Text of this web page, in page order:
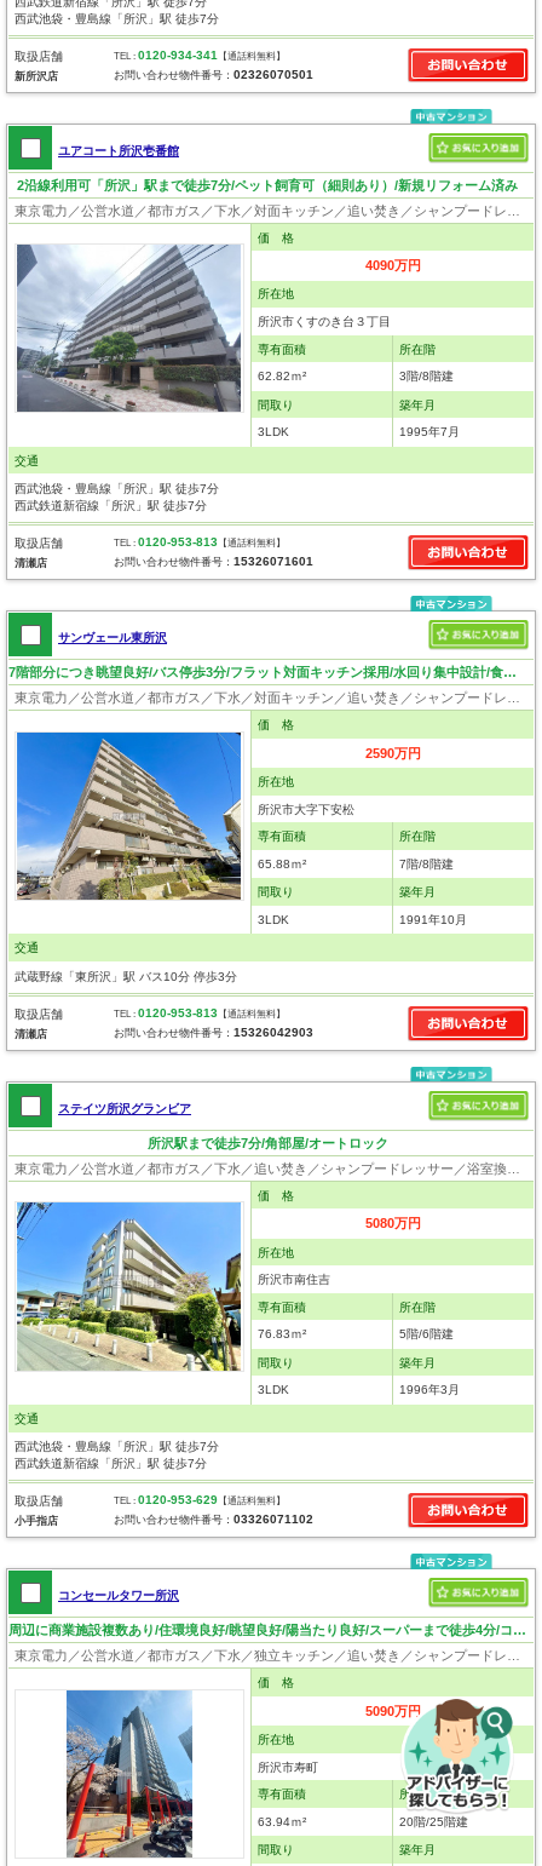
西武池袋・豊島線「所沢」駅 徒歩7分
取扱店舗
新所沢店
TEL :0120-934-341 【通話料無料】
お問い合わせ物件番号：02326070501
ユアコート所沢壱番館
2沿線利用可「所沢」駅まで徒歩7分/ペット飼育可（細則あり）/新規リフォーム済み
価 格
4090万円
所在地
所沢市くすのき台３丁目
専有面積
62.82ｍ²
所在階
3階/8階建
間取り
3LDK
築年月
1995年7月
交通
西武池袋・豊島線「所沢」駅 徒歩7分
西武鉄道新宿線「所沢」駅 徒歩7分
取扱店舗
清瀬店
TEL :0120-953-813 【通話料無料】
お問い合わせ物件番号：15326071601
サンヴェール東所沢
7階部分につき眺望良好/バス停歩3分/フラット対面キッチン採用/水回り集中設計/食洗機/対面キッチン
価 格
2590万円
所在地
所沢市大字下安松
専有面積
65.88ｍ²
所在階
7階/8階建
間取り
3LDK
築年月
1991年10月
交通
武蔵野線「東所沢」駅 バス10分 停歩3分
取扱店舗
清瀬店
TEL :0120-953-813 【通話料無料】
お問い合わせ物件番号：15326042903
ステイツ所沢グランビア
所沢駅まで徒歩7分/角部屋/オートロック
価 格
5080万円
所在地
所沢市南住吉
専有面積
76.83ｍ²
所在階
5階/6階建
間取り
3LDK
築年月
1996年3月
交通
西武池袋・豊島線「所沢」駅 徒歩7分
西武鉄道新宿線「所沢」駅 徒歩7分
取扱店舗
小手指店
TEL :0120-953-629 【通話料無料】
お問い合わせ物件番号：03326071102
コンセールタワー所沢
周辺に商業施設複数あり/住環境良好/眺望良好/陽当たり良好/スーパーまで徒歩4分/コンビニまで徒歩2分
東京電力／公営水道／都市ガス／下水／独立キッチン／追い焚き／シャンプードレッサー／浴室換気乾燥機／ウォシュレット／システムキッチン／浄水器／フローリング／クローゼット／オートロック／エレベータ
価 格
5090万円
所在地
所沢市寿町
専有面積
63.94ｍ²
所在階
20階/25階建
間取り 築年月